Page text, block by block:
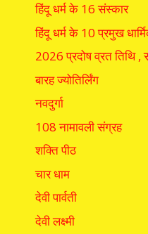
हिंदू धर्म के 16 संस्कार
हिंदू धर्म के 10 प्रमुख
2026 प्रदोष व्रत तिथि
बारह ज्योतिर्लिंग
नवदुर्गा
108 नामावली संग्रह
शक्ति पीठ
चार धाम
देवी पार्वती
देवी लक्ष्मी